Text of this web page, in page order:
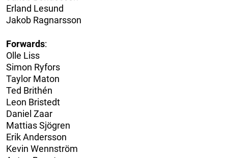
Erland Lesund
Jakob Ragnarsson
Forwards:
Olle Liss
Simon Ryfors
Taylor Maton
Ted Brithén
Leon Bristedt
Daniel Zaar
Mattias Sjögren
Erik Andersson
Kevin Wennström